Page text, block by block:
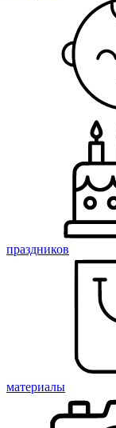
праздников
материалы